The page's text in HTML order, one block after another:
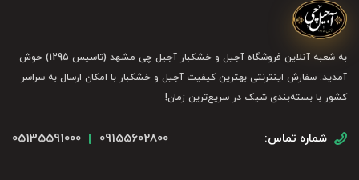
به شعبه آنلاین فروشگاه آجیل و خشکبار آجیل چی مشهد (تاسیس 1295) خوش
آمدید. سفارش اینترنتی بهترین کیفیت آجیل و خشکبار با امکان ارسال به سراسر
کشور با بسته‌بندی شیک در سریع‌ترین زمان!
شماره تماس: 09155602800
05135591000